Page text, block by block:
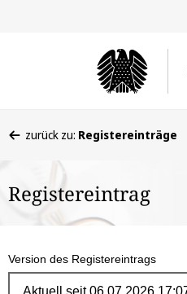
befinden
hier:
zurück zu: Registereinträge
Registereintrag
Version des Registereintrags